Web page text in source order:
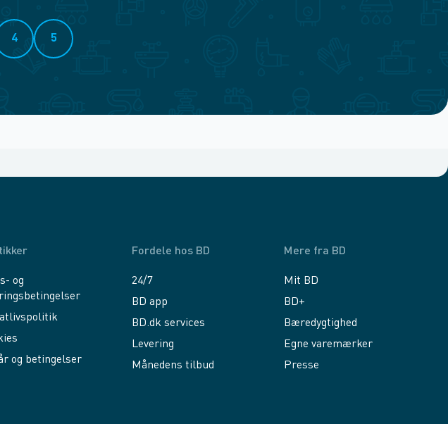
4 5
og
og betingelser
Fordele hos BD
24/7
BD app
BD.dk services
Levering
Månedens tilbud
Mere fra BD
Mit BD
BD+
Bæredygtighed
Egne varemærker
Presse